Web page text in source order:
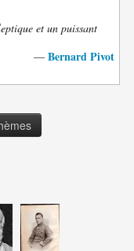
et un puissant
— Bernard Pivot